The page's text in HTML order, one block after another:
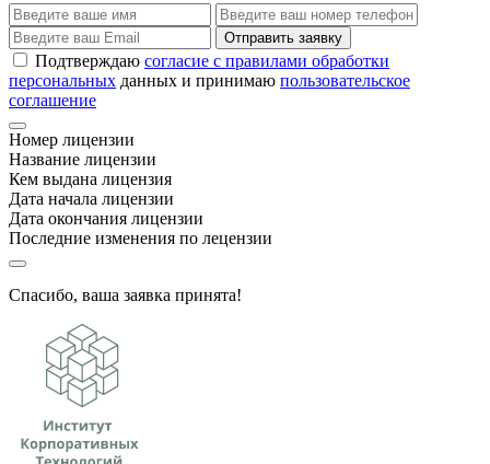
Отправить заявку
Подтверждаю согласие с правилами обработки
персональных данных и принимаю пользовательское
соглашение
Номер лицензии
Название лицензии
Кем выдана лицензия
Дата начала лицензии
Дата окончания лицензии
Последние изменения по лецензии
Спасибо, ваша заявка принята!